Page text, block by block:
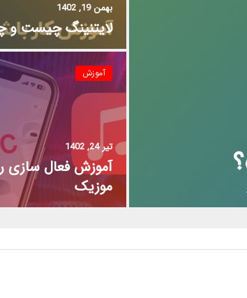
بهمن 19, 1402
لایتنینگ چیست و
آموزش
تیر 24, 1402
آموزش فعال سازی
موزیک